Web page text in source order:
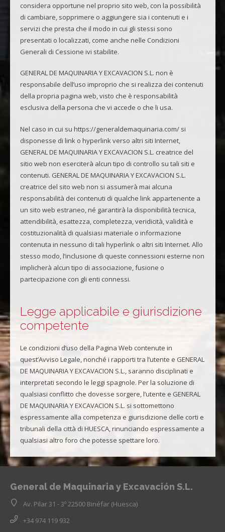
considera opportune nel proprio sito web, con la possibilità
di cambiare, sopprimere o aggiungere sia i contenuti e i
servizi che presta che il modo in cui gli stessi sono
presentati o localizzati, come anche nelle Condizioni
Generali di Cessione ivi stabilite.
GENERAL DE MAQUINARIA Y EXCAVACION S.L. non è
responsabile dell’uso improprio che si realizza dei contenuti
della propria pagina web, visto che è responsabilità
esclusiva della persona che vi accede o che li usa.
Nel caso in cui su https://generaldemaquinaria.com/ si
disponesse di link o hyperlink verso altri siti Internet,
GENERAL DE MAQUINARIA Y EXCAVACION S.L. creatrice del
sitio web non eserciterà alcun tipo di controllo su tali siti e
contenuti. GENERAL DE MAQUINARIA Y EXCAVACION S.L.
creatrice del sito web non si assumerà mai alcuna
responsabilità dei contenuti di qualche link appartenente a
un sito web estraneo, né garantirà la disponibilità tecnica,
attendibilità, esattezza, completezza, veridicità, validità e
costituzionalità di qualsiasi materiale o informazione
contenuta in nessuno di tali hyperlink o altri siti Internet. Allo
stesso modo, l’inclusione di queste connessioni esterne non
implicherà alcun tipo di associazione, fusione o
partecipazione con gli enti connessi.
Legge applicabile e giurisdizione
competente
Le condizioni d’uso della Pagina Web contenute in
quest’Avviso Legale, nonché i rapporti tra l’utente e GENERAL
DE MAQUINARIA Y EXCAVACION S.L., saranno disciplinati e
interpretati secondo le leggi spagnole. Per la soluzione di
qualsiasi conflitto che dovesse sorgere, l’utente e GENERAL
DE MAQUINARIA Y EXCAVACION S.L. si sottomettono
espressamente alla competenza e giurisdizione delle corti e
tribunali della città di HUESCA, rinunciando espressamente a
qualsiasi altro foro che potesse spettare loro.
General de Maquinaria y Excavación S.L.
Av. Pilar 31 - 3º 22500 Binéfar (Huesca)
+34 974 119 932